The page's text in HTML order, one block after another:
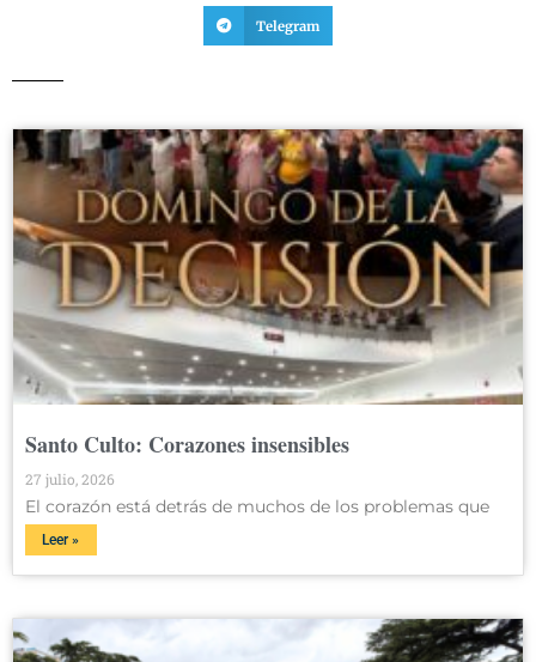
Telegram
Santo Culto: Corazones insensibles
27 julio, 2026
El corazón está detrás de muchos de los problemas que
Leer »